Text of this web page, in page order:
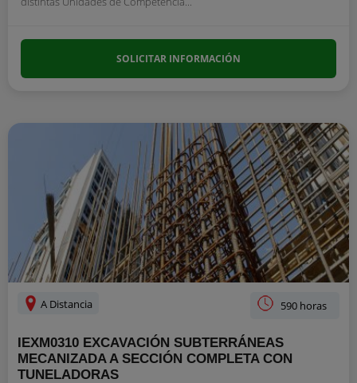
SOLICITAR INFORMACIÓN
A Distancia 590 horas
IEXM0310 EXCAVACIÓN SUBTERRÁNEAS
MECANIZADA A SECCIÓN COMPLETA CON
TUNELADORAS